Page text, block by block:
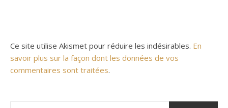
Ce site utilise Akismet pour réduire les indésirables. En
savoir plus sur la façon dont les données de vos
commentaires sont traitées.